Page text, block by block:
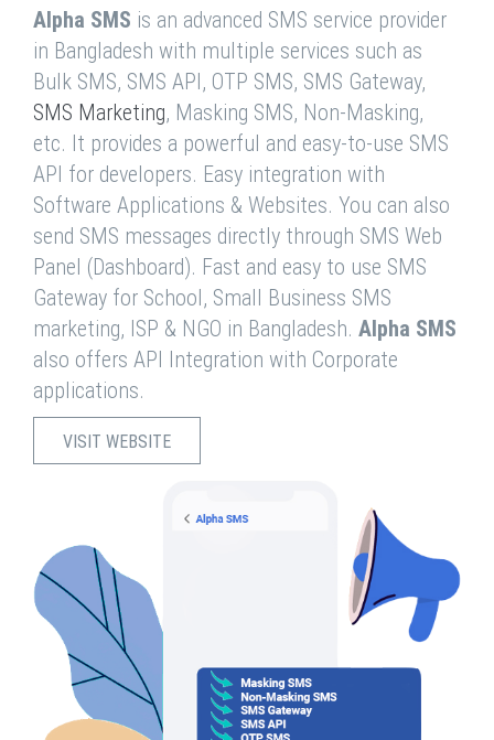
Alpha SMS is an advanced SMS service provider
in Bangladesh with multiple services such as
Bulk SMS, SMS API, OTP SMS, SMS Gateway,
SMS Marketing, Masking SMS, Non-Masking,
etc. It provides a powerful and easy-to-use SMS
API for developers. Easy integration with
Software Applications & Websites. You can also
send SMS messages directly through SMS Web
Panel (Dashboard). Fast and easy to use SMS
Gateway for School, Small Business SMS
marketing, ISP & NGO in Bangladesh. Alpha SMS
also offers API Integration with Corporate
applications.
VISIT WEBSITE